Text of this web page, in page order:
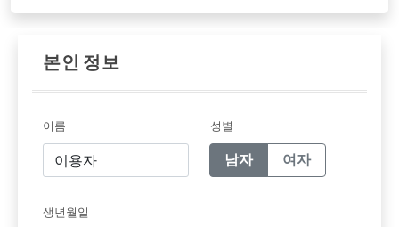
본인 정보
이름 성별
남자 여자
생년월일